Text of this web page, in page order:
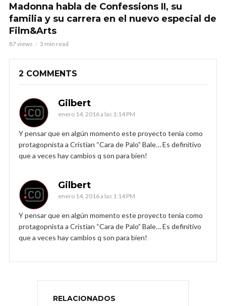
Madonna habla de Confessions II, su
familia y su carrera en el nuevo especial de
Film&Arts
87 views 3 min read
2 COMMENTS
Gilbert
enero 14, 2016 a las 1:14 PM
Y pensar que en algún momento este proyecto tenia como
protagopnista a Cristian “Cara de Palo” Bale… Es definitivo
que a veces hay cambios q son para bien!
Gilbert
enero 14, 2016 a las 1:14 PM
Y pensar que en algún momento este proyecto tenia como
protagopnista a Cristian “Cara de Palo” Bale… Es definitivo
que a veces hay cambios q son para bien!
RELACIONADOS